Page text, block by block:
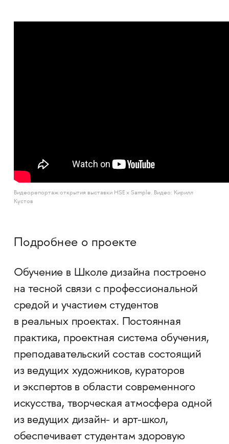
Видеорепортаж открытия выставки HSE x Sample. Видео: Кирилл
Кустов
Подробнее о проекте
Обучение в Школе дизайна построено
на тесной связи с профессиональной
средой и участием студентов
в реальных проектах. Постоянная
практика, проектная система обучения,
преподавательский состав состоящий
из ведущих художников, кураторов
и экспертов в области современного
искусства, творческая атмосфера одной
из ведущих дизайн- и арт-школ,
обеспечивает студентам здоровую